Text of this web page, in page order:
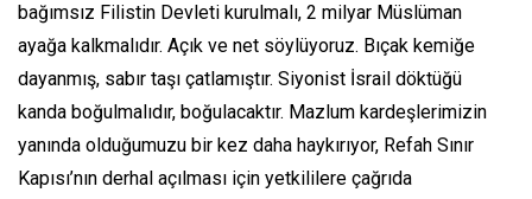
bağımsız Filistin Devleti kurulmalı, 2 milyar Müslüman
ayağa kalkmalıdır. Açık ve net söylüyoruz. Bıçak kemiğe
dayanmış, sabır taşı çatlamıştır. Siyonist İsrail döktüğü
kanda boğulmalıdır, boğulacaktır. Mazlum kardeşlerimizin
yanında olduğumuzu bir kez daha haykırıyor, Refah Sınır
Kapısı’nın derhal açılması için yetkililere çağrıda